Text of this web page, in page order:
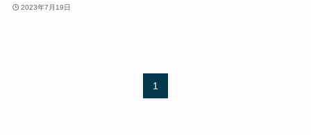
2023年7月19日
1